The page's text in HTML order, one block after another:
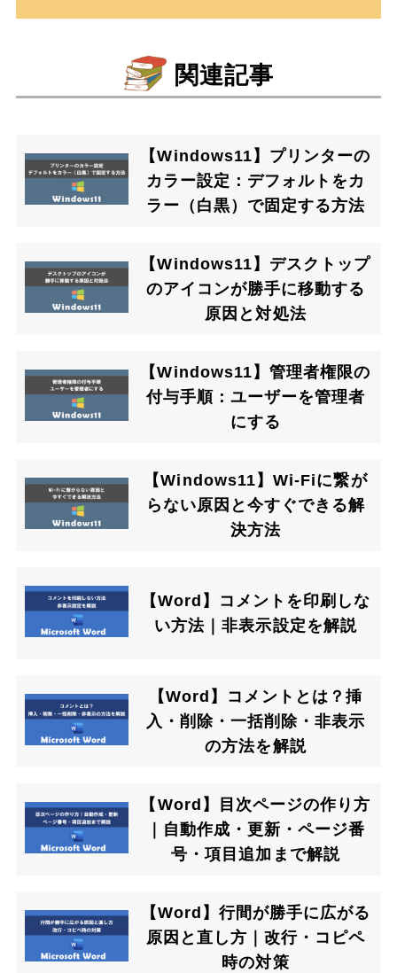
関連記事
【Windows11】プリンターの
カラー設定：デフォルトをカ
ラー（白黒）で固定する方法
【Windows11】デスクトップ
のアイコンが勝手に移動する
原因と対処法
【Windows11】管理者権限の
付与手順：ユーザーを管理者
にする
【Windows11】Wi-Fiに繋が
らない原因と今すぐできる解
決方法
【Word】コメントを印刷しな
い方法｜非表示設定を解説
【Word】コメントとは？挿
入・削除・一括削除・非表示
の方法を解説
【Word】目次ページの作り方
｜自動作成・更新・ページ番
号・項目追加まで解説
【Word】行間が勝手に広がる
原因と直し方｜改行・コピペ
時の対策